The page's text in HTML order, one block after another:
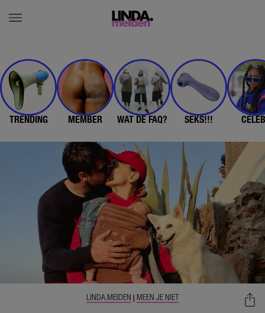
TRENDING MEMBER WAT DE FAQ? SEKS!!!
LINDA.MEIDEN | MEEN JE NIET